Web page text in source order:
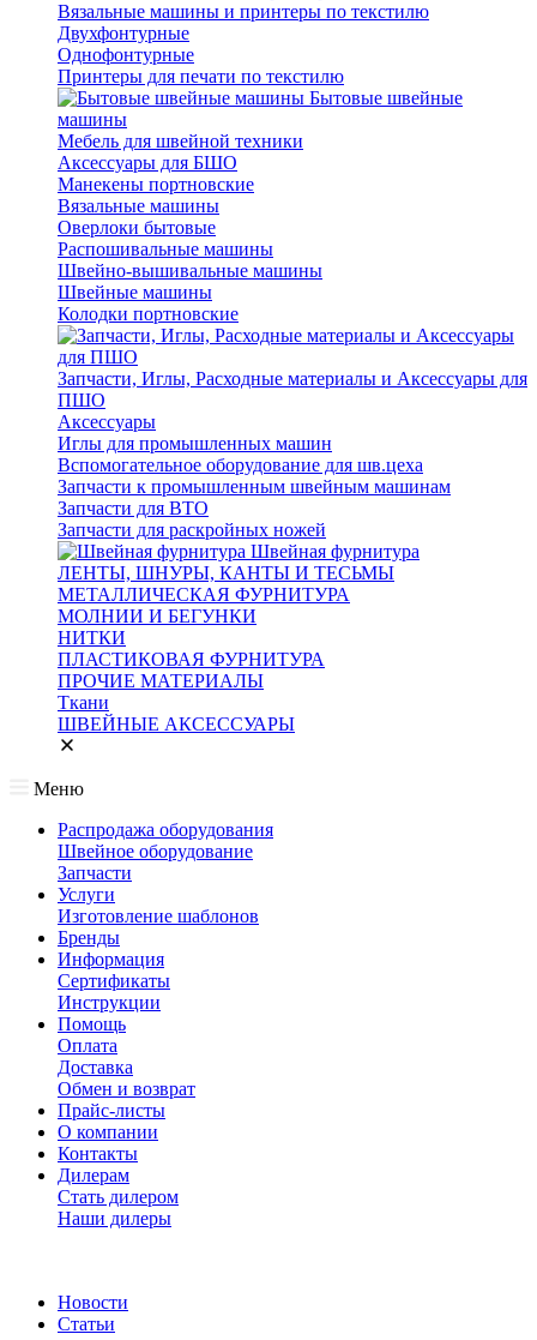
Вязальные машины и принтеры по текстилю
Двухфонтурные
Однофонтурные
Принтеры для печати по текстилю
Бытовые швейные
машины
Мебель для швейной техники
Аксессуары для БШО
Манекены портновские
Вязальные машины
Оверлоки бытовые
Распошивальные машины
Швейно-вышивальные машины
Швейные машины
Колодки портновские
Запчасти, Иглы, Расходные материалы и Аксессуары для
ПШО
Аксессуары
Иглы для промышленных машин
Вспомогательное оборудование для шв.цеха
Запчасти к промышленным швейным машинам
Запчасти для ВТО
Запчасти для раскройных ножей
Швейная фурнитура
ЛЕНТЫ, ШНУРЫ, КАНТЫ И ТЕСЬМЫ
МЕТАЛЛИЧЕСКАЯ ФУРНИТУРА
МОЛНИИ И БЕГУНКИ
НИТКИ
ПЛАСТИКОВАЯ ФУРНИТУРА
ПРОЧИЕ МАТЕРИАЛЫ
Ткани
ШВЕЙНЫЕ АКСЕССУАРЫ
Меню
Распродажа оборудования
Швейное оборудование
Запчасти
Услуги
Изготовление шаблонов
Бренды
Информация
Сертификаты
Инструкции
Помощь
Оплата
Доставка
Обмен и возврат
Прайс-листы
О компании
Контакты
Дилерам
Стать дилером
Наши дилеры
Новости
Статьи